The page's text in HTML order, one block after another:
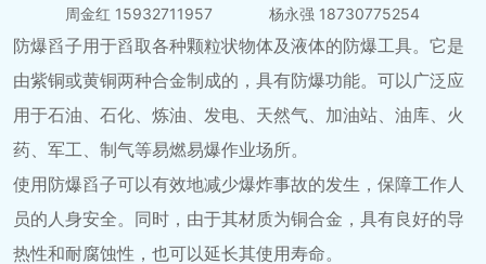
周金红 15932711957 杨永强 18730775254
防爆舀子用于舀取各种颗粒状物体及液体的防爆工具。它是
由紫铜或黄铜两种合金制成的，具有防爆功能。可以广泛应
用于石油、石化、炼油、发电、天然气、加油站、油库、火
药、军工、制气等易燃易爆作业场所。
使用防爆舀子可以有效地减少爆炸事故的发生，保障工作人
员的人身安全。同时，由于其材质为铜合金，具有良好的导
热性和耐腐蚀性，也可以延长其使用寿命。